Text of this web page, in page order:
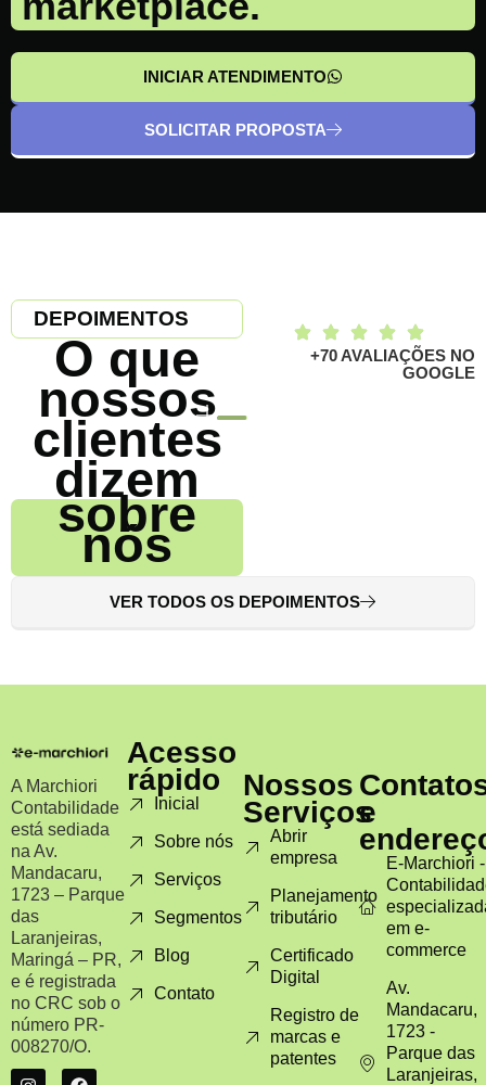
INICIAR ATENDIMENTO
SOLICITAR PROPOSTA
DEPOIMENTOS
O que
nossos
clientes
dizem
sobre
nós
+70 AVALIAÇÕES NO
GOOGLE
VER TODOS OS DEPOIMENTOS
A Marchiori
Contabilidade
está sediada
na Av.
Mandacaru,
1723 – Parque
das
Laranjeiras,
Maringá – PR,
e é registrada
no CRC sob o
número PR-
008270/O.
Acesso
rápido
Inicial
Sobre nós
Serviços
Segmentos
Blog
Contato
Nossos
Serviços
Abrir
empresa
Planejamento
tributário
Certificado
Digital
Registro de
marcas e
patentes
e
E-Marchiori -
em e-
commerce
Av.
Mandacaru,
1723 -
Parque das
Laranjeiras,